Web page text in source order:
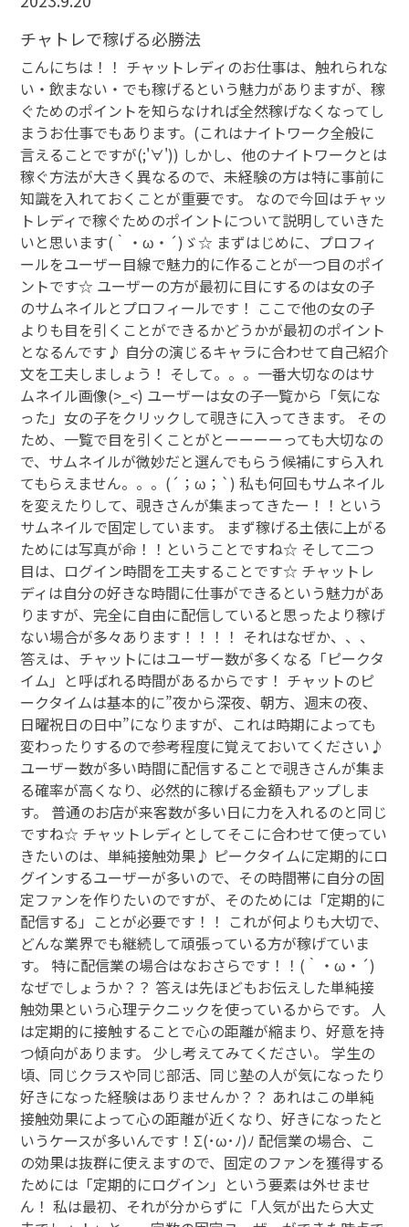
チャトレで稼げる必勝法
こんにちは！！ チャットレディのお仕事は、触れられな
い・飲まない・でも稼げるという魅力がありますが、稼
ぐためのポイントを知らなければ全然稼げなくなってし
まうお仕事でもあります。(これはナイトワーク全般に
言えることですが(;'∀')) しかし、他のナイトワークとは
稼ぐ方法が大きく異なるので、未経験の方は特に事前に
知識を入れておくことが重要です。 なので今回はチャッ
トレディで稼ぐためのポイントについて説明していきた
いと思います(｀・ω・´)ゞ☆ まずはじめに、プロフィ
ールをユーザー目線で魅力的に作ることが一つ目のポイ
ントです☆ ユーザーの方が最初に目にするのは女の子
のサムネイルとプロフィールです！ ここで他の女の子
よりも目を引くことができるかどうかが最初のポイント
となるんです♪ 自分の演じるキャラに合わせて自己紹介
文を工夫しましょう！ そして。。。一番大切なのはサ
ムネイル画像(>_<) ユーザーは女の子一覧から「気にな
った」女の子をクリックして覗きに入ってきます。 その
ため、一覧で目を引くことがとーーーーっても大切なの
で、サムネイルが微妙だと選んでもらう候補にすら入れ
てもらえません。。。(´；ω；`) 私も何回もサムネイル
を変えたりして、覗きさんが集まってきたー！！という
サムネイルで固定しています。 まず稼げる土俵に上がる
ためには写真が命！！ということですね☆ そして二つ
目は、ログイン時間を工夫することです☆ チャットレ
ディは自分の好きな時間に仕事ができるという魅力があ
りますが、完全に自由に配信していると思ったより稼げ
ない場合が多々あります！！！！ それはなぜか、、、
答えは、チャットにはユーザー数が多くなる「ピークタ
イム」と呼ばれる時間があるからです！ チャットのピ
ークタイムは基本的に”夜から深夜、朝方、週末の夜、
日曜祝日の日中”になりますが、これは時期によっても
変わったりするので参考程度に覚えておいてください♪
ユーザー数が多い時間に配信することで覗きさんが集ま
る確率が高くなり、必然的に稼げる金額もアップしま
す。 普通のお店が来客数が多い日に力を入れるのと同じ
ですね☆ チャットレディとしてそこに合わせて使ってい
きたいのは、単純接触効果♪ ピークタイムに定期的にロ
グインするユーザーが多いので、その時間帯に自分の固
定ファンを作りたいのですが、そのためには「定期的に
配信する」ことが必要です！！ これが何よりも大切で、
どんな業界でも継続して頑張っている方が稼げていま
す。 特に配信業の場合はなおさらです！！(｀・ω・´)
なぜでしょうか？？ 答えは先ほどもお伝えした単純接
触効果という心理テクニックを使っているからです。 人
は定期的に接触することで心の距離が縮まり、好意を持
つ傾向があります。 少し考えてみてください。 学生の
頃、同じクラスや同じ部活、同じ塾の人が気になったり
好きになった経験はありませんか？？ あれはこの単純
接触効果によって心の距離が近くなり、好きになったと
いうケースが多いんです！Σ(･ω･ﾉ)ﾉ 配信業の場合、こ
の効果は抜群に使えますので、固定のファンを獲得する
ためには「定期的にログイン」という要素は外せませ
ん！ 私は最初、それが分からずに「人気が出たら大丈